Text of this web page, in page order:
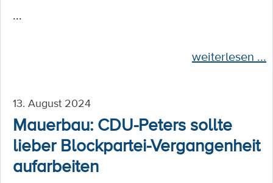
...
weiterlesen ...
13. August 2024
Mauerbau: CDU-Peters sollte
lieber Blockpartei-Vergangenheit
aufarbeiten